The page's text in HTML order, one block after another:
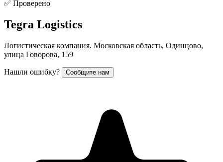
✅ Проверено
Tegra Logistics
Логистическая компания. Московская область, Одинцово,
улица Говорова, 159
Нашли ошибку? Сообщите нам